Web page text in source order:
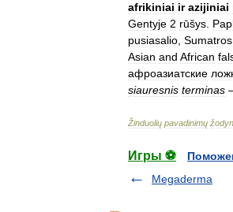
afrikiniai ir azijiniai
Gentyje 2 rūšys
pusiasalio Sumatros
Asian and African
афроазиатские
siauresnis terminas
Žinduolių pavadinimų
Игры ⚽
Megaderma